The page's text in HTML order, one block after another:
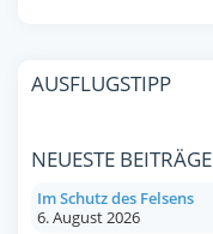
AUSFLUGSTIPP
NEUESTE BEITRÄGE
Im Schutz des Felsens
6. August 2026